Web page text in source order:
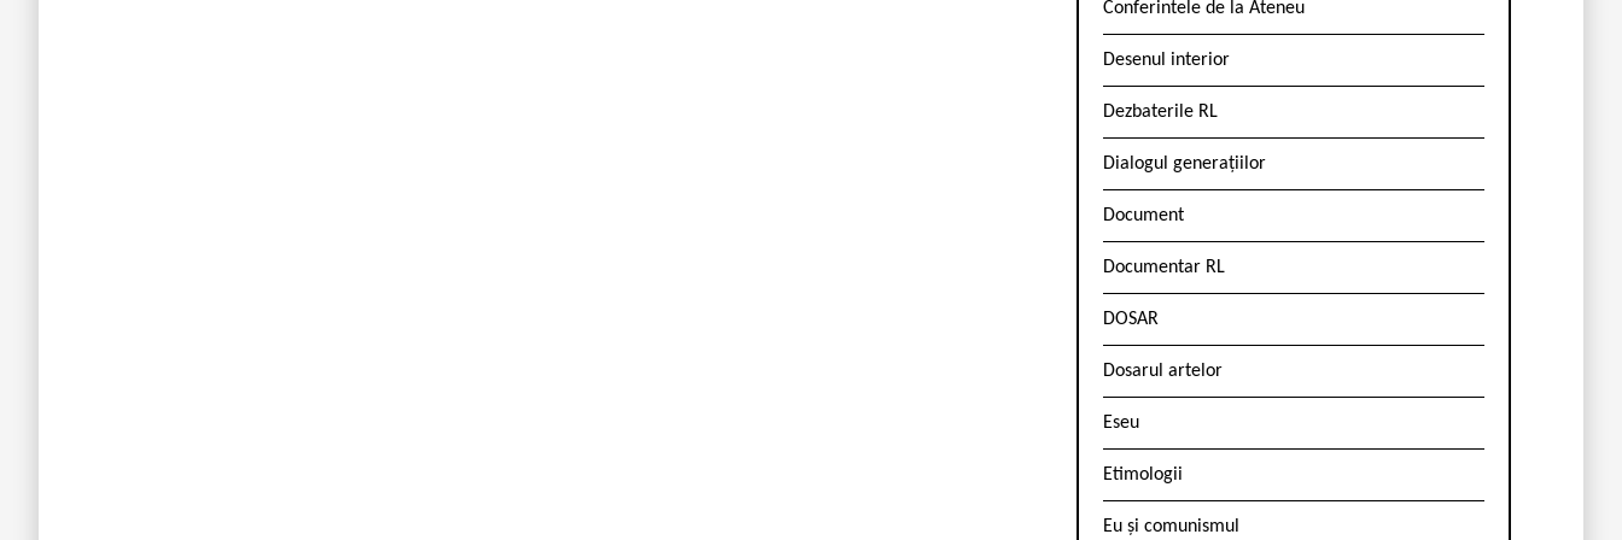
Conferintele de la Ateneu
Desenul interior
Dezbaterile RL
Dialogul generațiilor
Document
Documentar RL
DOSAR
Dosarul artelor
Eseu
Etimologii
Eu și comunismul